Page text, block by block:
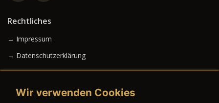
Rechtliches
→ Impressum
→ Datenschutzerklärung
Wir verwenden Cookies